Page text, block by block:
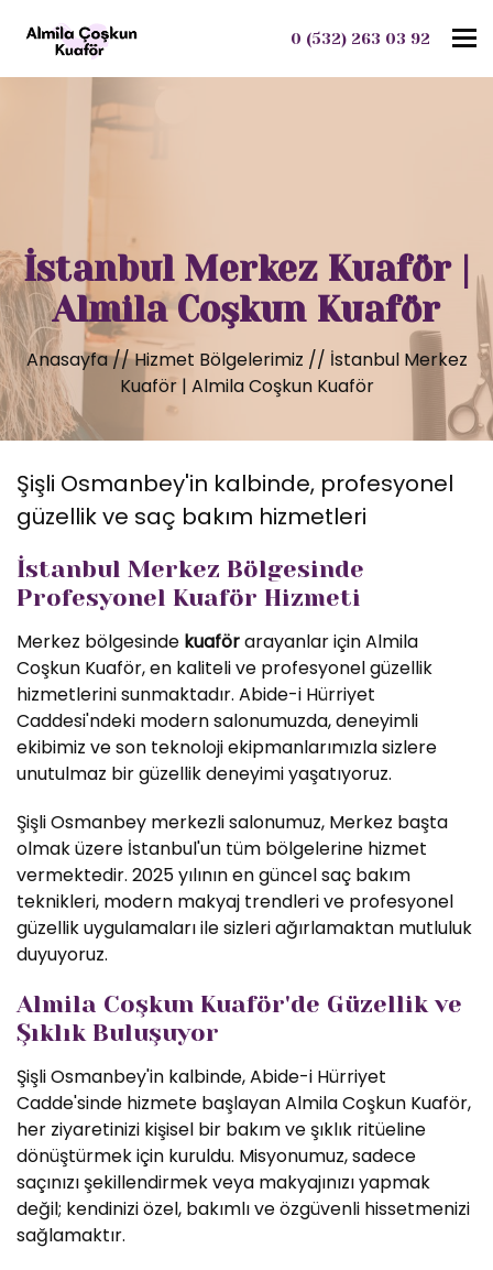
0 (532) 263 03 92
İstanbul Merkez Kuaför |
Almila Coşkun Kuaför
Anasayfa//Hizmet Bölgelerimiz // İstanbul Merkez
Kuaför | Almila Coşkun Kuaför
Şişli Osmanbey'in kalbinde, profesyonel
güzellik ve saç bakım hizmetleri
İstanbul Merkez Bölgesinde
Profesyonel Kuaför Hizmeti
Merkez bölgesinde kuaförarayanlar için Almila
Coşkun Kuaför, en kaliteli ve profesyonel güzellik
hizmetlerini sunmaktadır. Abide-i Hürriyet
Caddesi'ndeki modern salonumuzda, deneyimli
ekibimiz ve son teknoloji ekipmanlarımızla sizlere
unutulmaz bir güzellik deneyimi yaşatıyoruz.
Şişli Osmanbey merkezli salonumuz, Merkez başta
olmak üzere İstanbul'un tüm bölgelerine hizmet
vermektedir. 2025 yılının en güncel saç bakım
teknikleri, modern makyaj trendleri ve profesyonel
güzellik uygulamaları ile sizleri ağırlamaktan mutluluk
duyuyoruz.
Almila Coşkun Kuaför'de Güzellik ve
Şıklık Buluşuyor
Şişli Osmanbey'in kalbinde, Abide-i Hürriyet
Cadde'sinde hizmete başlayan Almila Coşkun Kuaför,
her ziyaretinizi kişisel bir bakım ve şıklık ritüeline
dönüştürmek için kuruldu. Misyonumuz, sadece
saçınızı şekillendirmek veya makyajınızı yapmak
değil; kendinizi özel, bakımlı ve özgüvenli hissetmenizi
sağlamaktır.